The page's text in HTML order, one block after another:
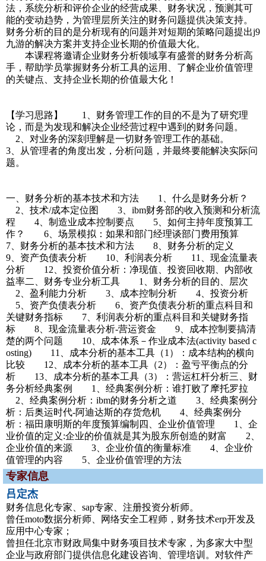
法，系统分析和评价企业的经营成果、财务状况，预测其可
能的变动趋势，为管理层所关注的财务问题提供决策支持。
财务分析的目的是分析现有的问题并对短期的策略问题提出j9
九游的解决方案并支持企业长期的价值最大化。
本课程将邀请企业财务分析领域享有盛誉的财务分析高
手，帮助学员掌握财务分析工具的运用、了解企业价值管理
的关键点、支持企业长期的价值最大化！
【学习思路】 1、财务管理工作的目的不是为了研究理
论，而是为发现和解决企业经营过程中遇到的财务问题。
2、对业务的深刻理解是一切财务管理工作的基础。
3、从管理者的角度出发，分析问题，并最终要能解决实际问
题。
一、财务分析的基本技术和方法 1、什么是财务分析？
2、技术/成本定位图 3、ibm财务部的收入预测和分析流
程 4、制造业成本控制要点 5、如何主持年度预算工
作？ 6、场景模拟：如果和部门经理谈部门费用预算
7、财务分析的基本技术和方法 8、财务分析的定义
9、资产负债表分析 10、利润表分析 11、现金流量表
分析 12、投资价值分析：净现值、投资回收期、内部收
益率二、财务专业分析工具 1、财务分析的目的、层次
2、盈利能力分析 3、成本控制分析 4、投资分析
5、资产负债表分析 6、资产负债表分析的重点科目和
关键财务指标 7、利润表分析的重点科目和关键财务指
标 8、现金流量表分析-营运资金 9、成本控制要搞清
楚的两个问题 10、成本体系－作业成本法(activity based c
osting) 11、成本分析的基本工具（1）：成本结构的横向
比较 12、成本分析的基本工具（2）：盈亏平衡点的分
析 13、成本分析的基本工具（3）：营运杠杆分析三、财
务分析经典案例 1、经典案例分析：谁打败了摩托罗拉
2、经典案例分析：ibm的财务分析之道 3、经典案例分
析：后奥运时代-阿迪达斯的存货危机 4、经典案例分
析：福田康明斯的年度预算编制四、企业价值管理 1、企
业价值的定义:企业的价值就是其为股东所创造的财富 2、
企业价值的来源 3、企业价值的衡量标准 4、企业价
值管理的内容 5、企业价值管理的方法
专家信息
吕定杰
财务信息化专家、sap专家、注册投资分析师。
曾任moto数据分析师、网络安全工程师，财务技术erp开发及
应用中心专家；
曾担任北京市财政局集中财务项目技术专家，为多家大中型
企业与政府部门提供信息化建设咨询、管理培训。对软件产